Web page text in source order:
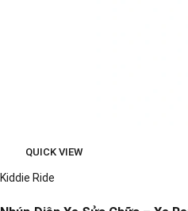
QUICK VIEW
Kiddie Ride